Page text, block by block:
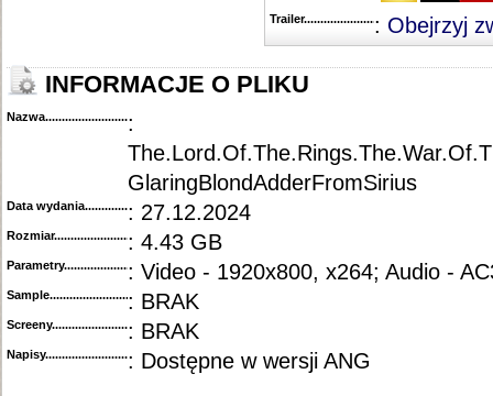
Trailer...........................................
: Obejrzyj
INFORMACJE O PLIKU
Nazwa.............................................
:
GlaringBlondAdderFromSirius
Data wydania......................................
: 27.12.2024
Rozmiar...........................................
: 4.43 GB
Parametry.........................................: Video - 1920x800, x264; Audio -
Sample............................................
: BRAK
Screeny...........................................
: BRAK
Napisy............................................: Dostępne w wersji ANG